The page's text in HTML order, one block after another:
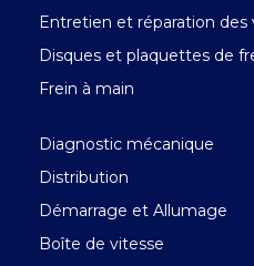
Entretien et réparation des
Disques et plaquettes de
Frein à main
Diagnostic mécanique
Distribution
Démarrage et Allumage
Boîte de vitesse